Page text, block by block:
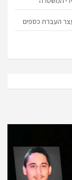
העברת כספים